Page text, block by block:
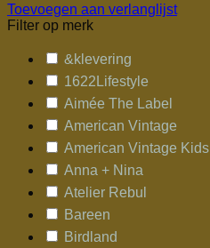
Toevoegen aan verlanglijst
Filter op merk
&klevering
1622Lifestyle
Aimée The Label
American Vintage
American Vintage Kids
Anna + Nina
Atelier Rebul
Bareen
Birdland